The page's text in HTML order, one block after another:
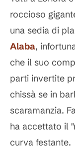
roccioso
una sedia di
Alaba,
che il suo
parti invertite
chissà se in
scaramanzia.
ha accettato il
curva festante.